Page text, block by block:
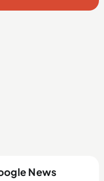
News